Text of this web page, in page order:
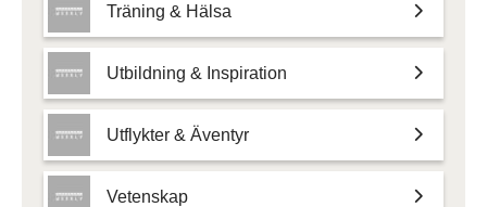
Träning & Hälsa
Utbildning & Inspiration
Utflykter & Äventyr
Vetenskap